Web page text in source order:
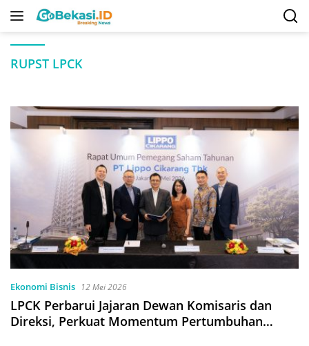
Langsung
RUPST LPCK
Ekonomi Bisnis 12 Mei 2026
LPCK Perbarui Jajaran Dewan Komisaris dan
Direksi, Perkuat Momentum Pertumbuhan